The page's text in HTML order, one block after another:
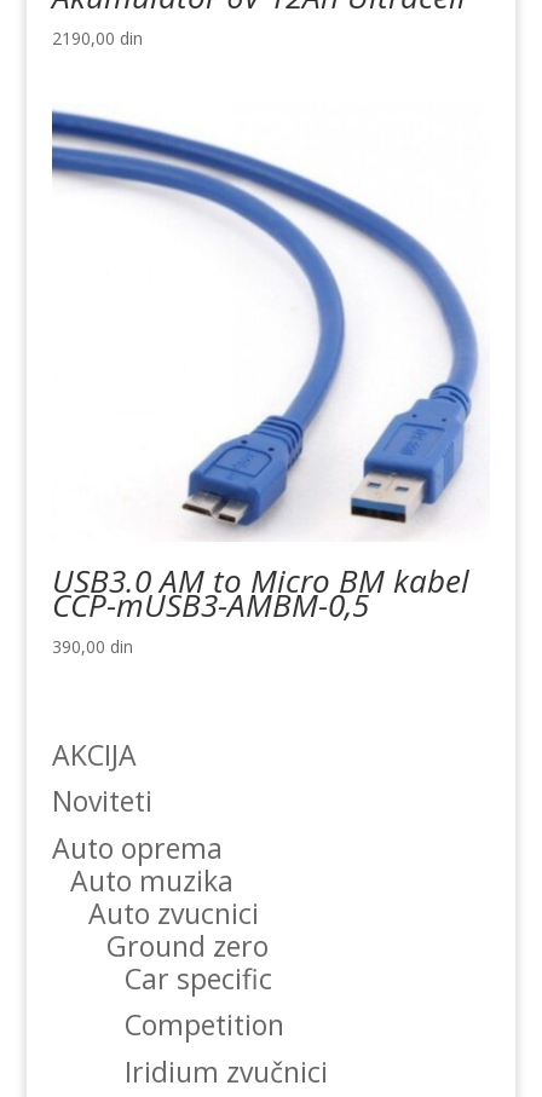
2190,00 din
USB3.0 AM to Micro BM kabel
CCP-mUSB3-AMBM-0,5
390,00 din
AKCIJA
Noviteti
Auto oprema
Auto muzika
Auto zvucnici
Ground zero
Car specific
Competition
Iridium zvučnici